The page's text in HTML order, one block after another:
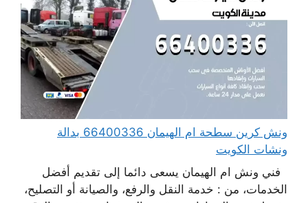
ونش كرين سطحة ام الهيمان 66400336 بدالة
ونشات الكويت
فني ونش ام الهيمان يسعى دائما إلى تقديم أفضل
الخدمات، من : خدمة النقل والرفع، والصيانة أو التصليح،